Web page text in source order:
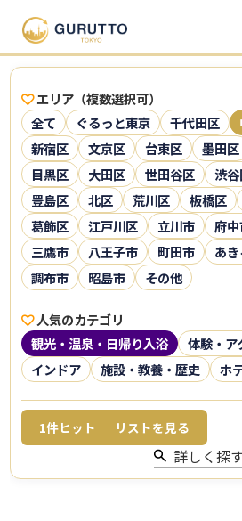
エリア（複数選択可）
全て
ぐるっと東京 千代田区
新宿区
文京区 台東区 墨田区
目黒区
大田区 世田谷区 渋
豊島区
北区 荒川区 板橋区
葛飾区
江戸川区 立川市 府
三鷹市
八王子市 町田市 あ
調布市
昭島市 その他
人気のカテゴリ
観光・温泉・日帰り入浴
体験・ア
インドア
施設・教養・歴史 ホ
1件ヒット リストを見る
詳しく探